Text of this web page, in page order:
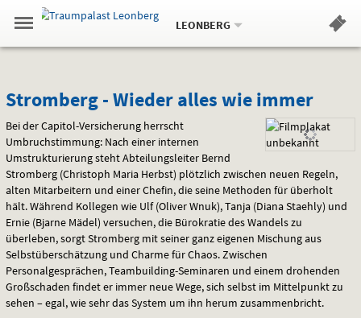
Springe
zum
,zum
.
Navigation
Gehe
zur
Standortauswahl
Standort:
LEONBERG.
Hinweis
Stromberg
-
Wieder
alles
wie
immer
Stromberg - Wieder alles wie immer
Bei der Capitol-Versicherung herrscht
Umbruchstimmung: Nach einer internen
Umstrukturierung steht Abteilungsleiter Bernd
Stromberg (Christoph Maria Herbst) plötzlich zwischen neuen Regeln,
alten Mitarbeitern und einer Chefin, die seine Methoden für überholt
hält. Während Kollegen wie Ulf (Oliver Wnuk), Tanja (Diana Staehly) und
Ernie (Bjarne Mädel) versuchen, die Bürokratie des Wandels zu
überleben, sorgt Stromberg mit seiner ganz eigenen Mischung aus
Selbstüberschätzung und Charme für Chaos. Zwischen
Personalgesprächen, Teambuilding-Seminaren und einem drohenden
Großschaden findet er immer neue Wege, sich selbst im Mittelpunkt zu
sehen – egal, wie sehr das System um ihn herum zusammenbricht.